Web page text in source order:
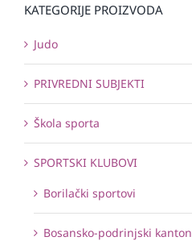
KATEGORIJE PROIZVODA
Judo
PRIVREDNI SUBJEKTI
Škola sporta
SPORTSKI KLUBOVI
Borilački sportovi
Bosansko-podrinjski kanton